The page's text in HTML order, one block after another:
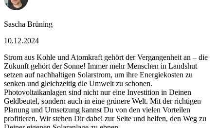
Sascha Brüning
10.12.2024
Strom aus Kohle und Atomkraft gehört der Vergangenheit an – die
Zukunft gehört der Sonne! Immer mehr Menschen in Landshut
setzen auf nachhaltigen Solarstrom, um ihre Energiekosten zu
senken und gleichzeitig die Umwelt zu schonen.
Photovoltaikanlagen sind nicht nur eine Investition in Deinen
Geldbeutel, sondern auch in eine grünere Welt. Mit der richtigen
Planung und Umsetzung kannst Du von den vielen Vorteilen
profitieren. Wir stehen Dir dabei zur Seite und helfen, den Weg zu